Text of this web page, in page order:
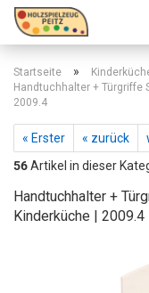
Startseite »
Handtuchhalter + Türgriffe
2009.4
« Erster « zurück
56Artikel in dieser
Handtuchhalter +
Kinderküche | 2009.4